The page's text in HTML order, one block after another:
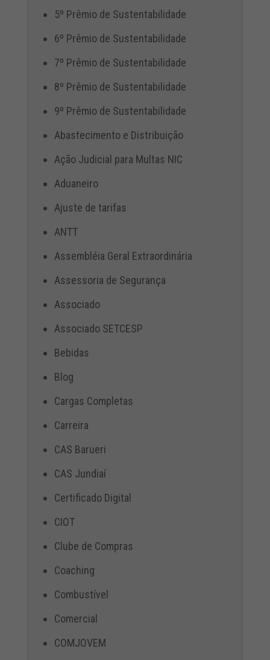
5º Prêmio de Sustentabilidade
6º Prêmio de Sustentabilidade
7º Prêmio de Sustentabilidade
8º Prêmio de Sustentabilidade
9º Prêmio de Sustentabilidade
Abastecimento e Distribuição
Ação Judicial para Multas NIC
Aduaneiro
Ajuste de tarifas
ANTT
Assembléia Geral Extraordinária
Assessoria de Segurança
Associado
Associado SETCESP
Bebidas
Blog
Cargas Completas
Carreira
CAS Barueri
CAS Jundiaí
Certificado Digital
CIOT
Clube de Compras
Coaching
Combustível
Comercial
COMJOVEM